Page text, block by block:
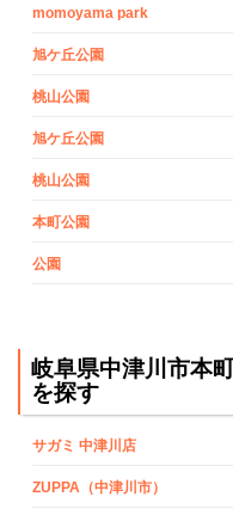
momoyama park
旭ケ丘公園
桃山公園
旭ケ丘公園
桃山公園
本町公園
公園
岐阜県中津川市本
を探す
サガミ 中津川店
ZUPPA（中津川市）